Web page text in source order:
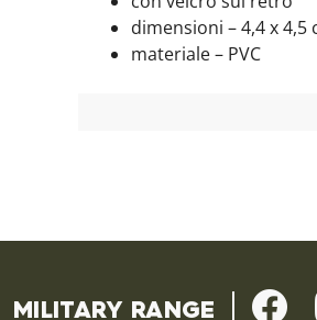
dimensioni – 4,4 x 4,5
materiale – PVC
MILITARY RANGE